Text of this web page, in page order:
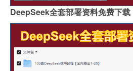
DeepSeek全套部署资料免费下载